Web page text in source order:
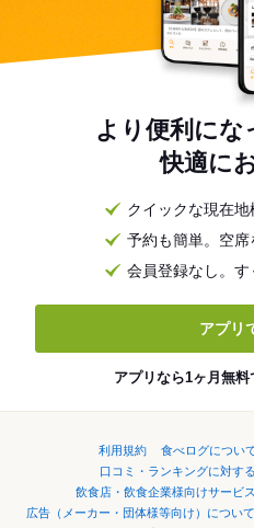
より便利に
快適に
クイックな現在
予約も簡単。空
会員登録なし。
アプリ
アプリなら1ヶ月無料
利用規約 食べログについ
口コミ・ランキングに対す
飲食店・飲食企業様向けサービス
広告（メーカー・団体様等向け）について